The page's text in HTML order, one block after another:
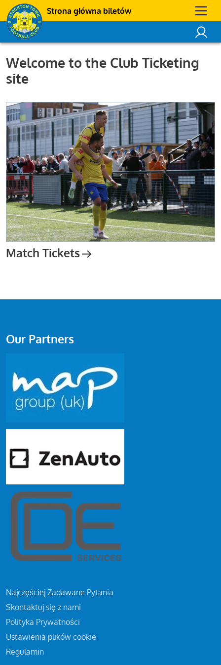
Strona główna biletów
Welcome to the Club Ticketing
site
Match Tickets
Najczęściej Zadawane Pytania
Skontaktuj się z nami
Polityka Prywatności
Ustawienia plików cookie
Regulamin
Our Partners